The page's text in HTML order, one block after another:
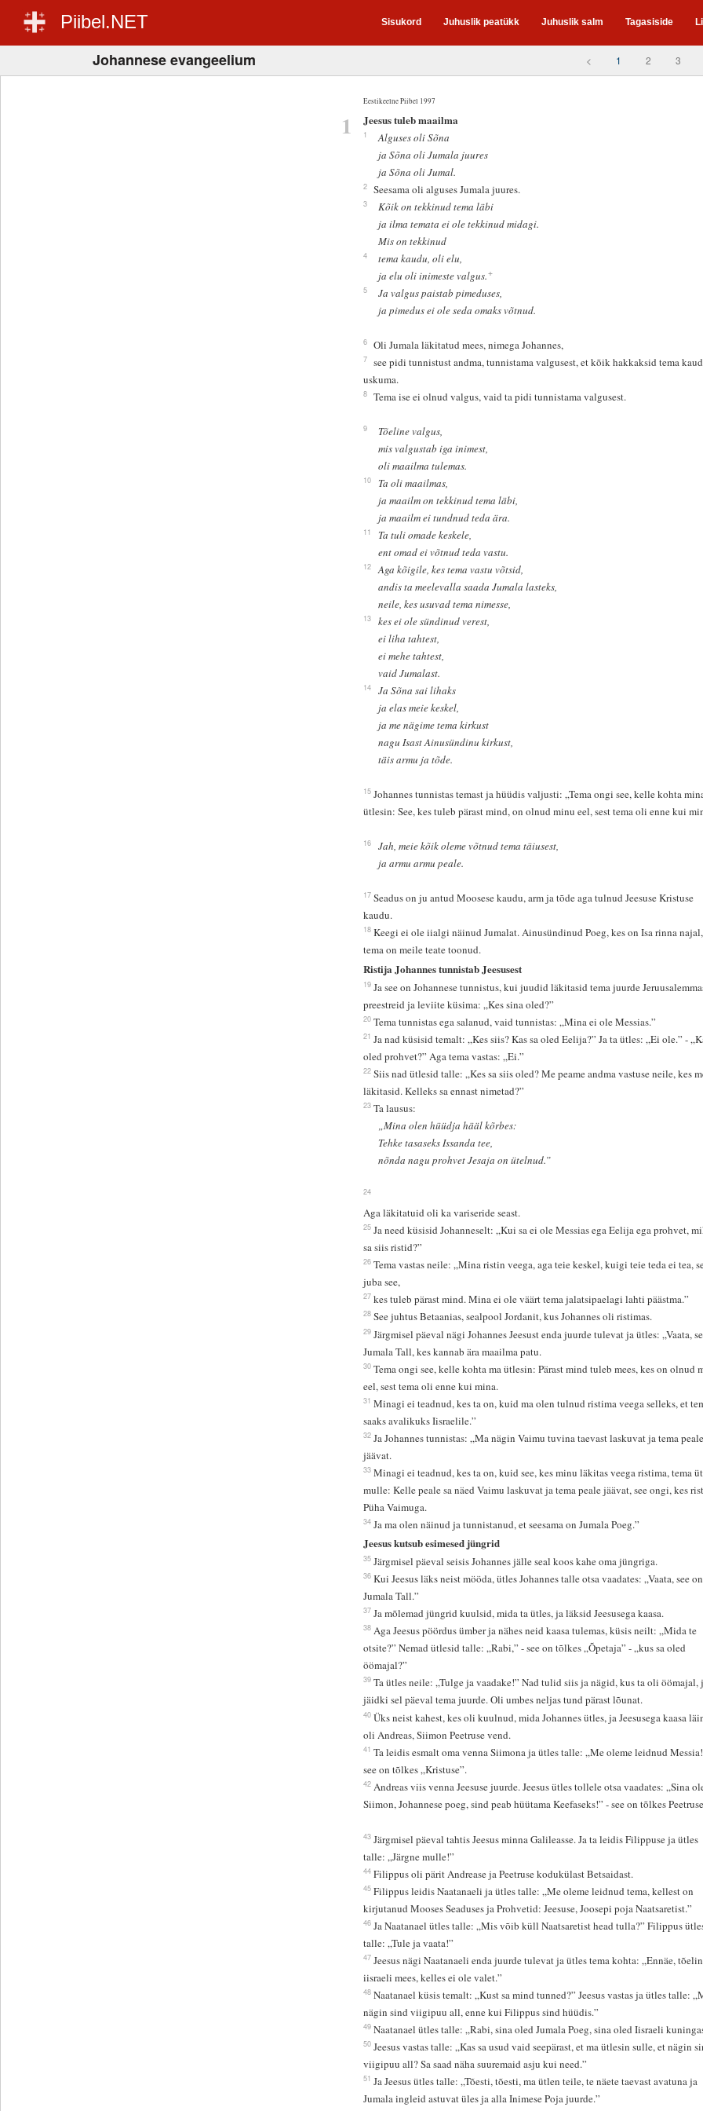
Piibel.NET Sisukord Juhuslik peatükk Juhuslik salm Tagasiside
Johannese evangeelium < 1 2 3
Eestikeelne Piibel 1997
1 Jeesus tuleb maailma
1
Alguses oli Sõna
ja Sõna oli Jumala juures
ja Sõna oli Jumal.
2 Seesama oli alguses Jumala juures.
3
Kõik on tekkinud tema läbi
ja ilma temata ei ole tekkinud midagi.
Mis on tekkinud
4
tema kaudu, oli elu,
ja elu oli inimeste valgus.+
5
Ja valgus paistab pimeduses,
ja pimedus ei ole seda omaks võtnud.
6 Oli Jumala läkitatud mees, nimega Johannes,
7
see pidi tunnistust andma, tunnistama valgusest, et kõik hakkaksid tema
uskuma.
8 Tema ise ei olnud valgus, vaid ta pidi tunnistama valgusest.
9
Tõeline valgus,
mis valgustab iga inimest,
oli maailma tulemas.
10
Ta oli maailmas,
ja maailm on tekkinud tema läbi,
ja maailm ei tundnud teda ära.
11
Ta tuli omade keskele,
ent omad ei võtnud teda vastu.
12
Aga kõigile, kes tema vastu võtsid,
andis ta meelevalla saada Jumala lasteks,
neile, kes usuvad tema nimesse,
13
kes ei ole sündinud verest,
ei liha tahtest,
ei mehe tahtest,
vaid Jumalast.
14
Ja Sõna sai lihaks
ja elas meie keskel,
ja me nägime tema kirkust
nagu Isast Ainusündinu kirkust,
täis armu ja tõde.
15 Johannes tunnistas temast ja hüüdis valjusti: „Tema ongi see, kelle kohta
ütlesin: See, kes tuleb pärast mind, on olnud minu eel, sest tema oli enne kui
16
Jah, meie kõik oleme võtnud tema täiusest,
ja armu armu peale.
17 Seadus on ju antud Moosese kaudu, arm ja tõde aga tulnud Jeesuse Kristuse
kaudu.
18 Keegi ei ole iialgi näinud Jumalat. Ainusündinud Poeg, kes on Isa rinna najal,
tema on meile teate toonud.
Ristija Johannes tunnistab Jeesusest
19 Ja see on Johannese tunnistus, kui juudid läkitasid tema juurde
preestreid ja leviite küsima: „Kes sina oled?”
20 Tema tunnistas ega salanud, vaid tunnistas: „Mina ei ole Messias.”
21 Ja nad küsisid temalt: „Kes siis? Kas sa oled Eelija?” Ja ta ütles: „Ei ole.” -
oled prohvet?” Aga tema vastas: „Ei.”
22 Siis nad ütlesid talle: „Kes sa siis oled? Me peame andma vastuse neile, kes
läkitasid. Kelleks sa ennast nimetad?”
23 Ta lausus:
„Mina olen hüüdja hääl kõrbes:
Tehke tasaseks Issanda tee,
nõnda nagu prohvet Jesaja on ütelnud.”
24
Aga läkitatuid oli ka variseride seast.
25 Ja need küsisid Johanneselt: „Kui sa ei ole Messias ega Eelija ega prohvet,
sa siis ristid?”
26 Tema vastas neile: „Mina ristin veega, aga teie keskel, kuigi teie teda ei tea,
juba see,
27 kes tuleb pärast mind. Mina ei ole väärt tema jalatsipaelagi lahti päästma.”
28 See juhtus Betaanias, sealpool Jordanit, kus Johannes oli ristimas.
29 Järgmisel päeval nägi Johannes Jeesust enda juurde tulevat ja ütles: „Vaata,
Jumala Tall, kes kannab ära maailma patu.
30 Tema ongi see, kelle kohta ma ütlesin: Pärast mind tuleb mees, kes on olnud
eel, sest tema oli enne kui mina.
31 Minagi ei teadnud, kes ta on, kuid ma olen tulnud ristima veega selleks, et
saaks avalikuks Iisraelile.”
32 Ja Johannes tunnistas: „Ma nägin Vaimu tuvina taevast laskuvat ja tema peale
jäävat.
33 Minagi ei teadnud, kes ta on, kuid see, kes minu läkitas veega ristima, tema
mulle: Kelle peale sa näed Vaimu laskuvat ja tema peale jäävat, see ongi, kes
Püha Vaimuga.
34 Ja ma olen näinud ja tunnistanud, et seesama on Jumala Poeg.”
Jeesus kutsub esimesed jüngrid
35 Järgmisel päeval seisis Johannes jälle seal koos kahe oma jüngriga.
36 Kui Jeesus läks neist mööda, ütles Johannes talle otsa vaadates: „Vaata, see on
Jumala Tall.”
37 Ja mõlemad jüngrid kuulsid, mida ta ütles, ja läksid Jeesusega kaasa.
38 Aga Jeesus pöördus ümber ja nähes neid kaasa tulemas, küsis neilt: „Mida te
otsite?” Nemad ütlesid talle: „Rabi,” - see on tõlkes „Õpetaja” - „kus sa oled
öömajal?”
39 Ta ütles neile: „Tulge ja vaadake!” Nad tulid siis ja nägid, kus ta oli öömajal,
jäidki sel päeval tema juurde. Oli umbes neljas tund pärast lõunat.
40 Üks neist kahest, kes oli kuulnud, mida Johannes ütles, ja Jeesusega kaasa
oli Andreas, Siimon Peetruse vend.
41 Ta leidis esmalt oma venna Siimona ja ütles talle: „Me oleme leidnud
see on tõlkes „Kristuse”.
42 Andreas viis venna Jeesuse juurde. Jeesus ütles tollele otsa vaadates: „Sina
Siimon, Johannese poeg, sind peab hüütama Keefaseks!” - see on tõlkes
43 Järgmisel päeval tahtis Jeesus minna Galileasse. Ja ta leidis Filippuse ja ütles
talle: „Järgne mulle!”
44 Filippus oli pärit Andrease ja Peetruse kodukülast Betsaidast.
45 Filippus leidis Naatanaeli ja ütles talle: „Me oleme leidnud tema, kellest on
kirjutanud Mooses Seaduses ja Prohvetid: Jeesuse, Joosepi poja Naatsaretist.”
46 Ja Naatanael ütles talle: „Mis võib küll Naatsaretist head tulla?” Filippus
talle: „Tule ja vaata!”
47 Jeesus nägi Naatanaeli enda juurde tulevat ja ütles tema kohta: „Ennäe,
iisraeli mees, kelles ei ole valet.”
48 Naatanael küsis temalt: „Kust sa mind tunned?” Jeesus vastas ja ütles talle:
nägin sind viigipuu all, enne kui Filippus sind hüüdis.”
49 Naatanael ütles talle: „Rabi, sina oled Jumala Poeg, sina oled Iisraeli
50 Jeesus vastas talle: „Kas sa usud vaid seepärast, et ma ütlesin sulle, et nägin
viigipuu all? Sa saad näha suuremaid asju kui need.”
51 Ja Jeesus ütles talle: „Tõesti, tõesti, ma ütlen teile, te näete taevast avatuna ja
Jumala ingleid astuvat üles ja alla Inimese Poja juurde.”